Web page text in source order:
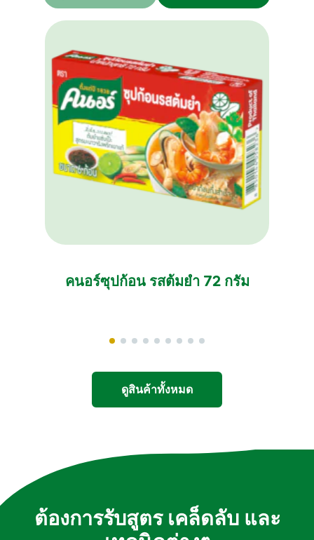
คนอร์ซุปก้อน รสต้มยำ 72 กรัม
ดูสินค้าทั้งหมด
ต้องการรับสูตร เคล็ดลับ และ